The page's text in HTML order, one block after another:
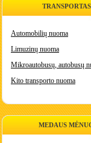
TRANSPORTAS
Automobilių nuoma
Limuzinų nuoma
Mikroautobusų, autobusų
Kito transporto nuoma
MEDAUS